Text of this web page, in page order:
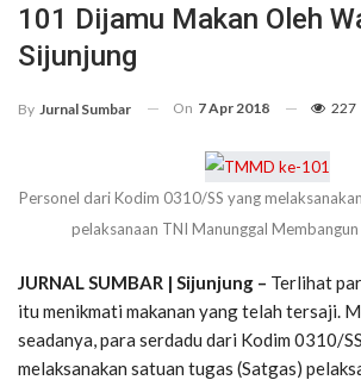
101 Dijamu Makan Oleh
Sijunjung
By Jurnal Sumbar On 7 Apr 2018 227
Personel dari Kodim 0310/SS yang
pelaksanaan TNI Manunggal
JURNAL SUMBAR | Sijunjung – Terlihat
itu menikmati makanan yang telah tersaji.
seadanya, para serdadu dari Kodim 0310/
melaksanakan satuan tugas (Satgas)